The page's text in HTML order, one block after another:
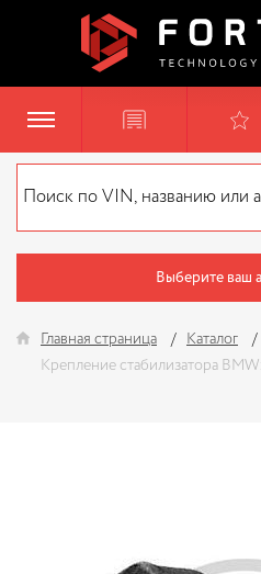
Выберите ваш
Главная страница Каталог
Крепление стабилизатора